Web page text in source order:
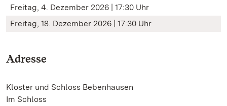
Freitag, 4. Dezember 2026 | 17:30 Uhr
Freitag, 18. Dezember 2026 | 17:30 Uhr
Adresse
Kloster und Schloss Bebenhausen
Im Schloss